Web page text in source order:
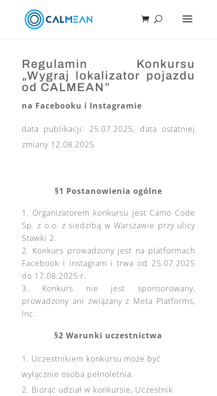
Regulamin Konkursu
„Wygraj lokalizator pojazdu
od CALMEAN”
na Facebooku i Instagramie
data publikacji: 25.07.2025, data ostatniej
zmiany 12.08.2025
§1 Postanowienia ogólne
Organizatorem konkursu jest Camo Code
Sp. z o.o. z siedzibą w Warszawie przy ulicy
Stawki 2.
Konkurs prowadzony jest na platformach
Facebook i Instagram i trwa od 25.07.2025
do 17.08.2025 r.
Konkurs nie jest sponsorowany,
prowadzony ani związany z Meta Platforms,
Inc.
§2 Warunki uczestnictwa
1. Uczestnikiem konkursu może być
wyłącznie osoba pełnoletnia.
2. Biorąc udział w konkursie, Uczestnik